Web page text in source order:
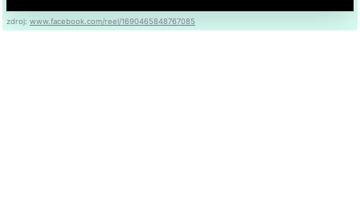
zdroj: www.facebook.com/reel/1690465848767085